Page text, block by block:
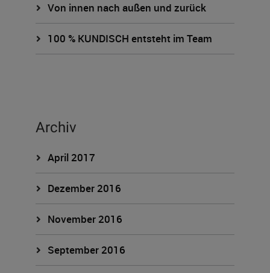
Von innen nach außen und zurück
100 % KUNDISCH entsteht im Team
Archiv
April 2017
Dezember 2016
November 2016
September 2016